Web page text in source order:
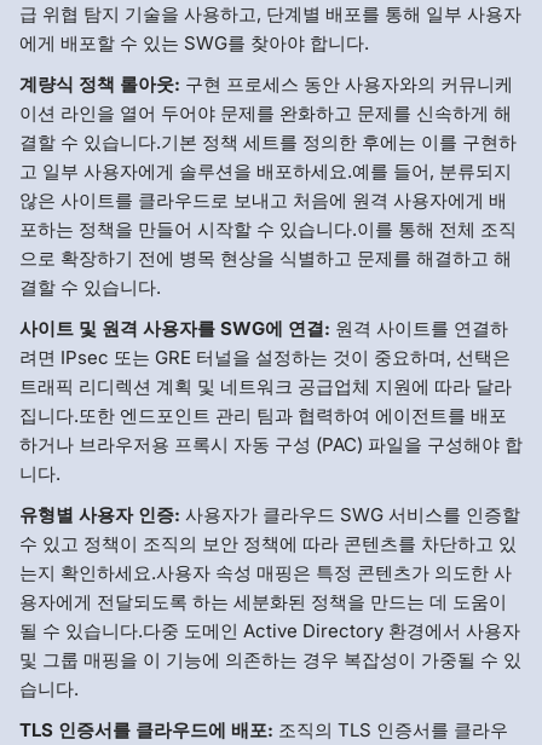
급 위협 탐지 기술을 사용하고, 단계별 배포를 통해 일부 사용자
에게 배포할 수 있는 SWG를 찾아야 합니다.
계량식 정책 롤아웃: 구현 프로세스 동안 사용자와의 커뮤니케
이션 라인을 열어 두어야 문제를 완화하고 문제를 신속하게 해
결할 수 있습니다.기본 정책 세트를 정의한 후에는 이를 구현하
고 일부 사용자에게 솔루션을 배포하세요.예를 들어, 분류되지
않은 사이트를 클라우드로 보내고 처음에 원격 사용자에게 배
포하는 정책을 만들어 시작할 수 있습니다.이를 통해 전체 조직
으로 확장하기 전에 병목 현상을 식별하고 문제를 해결하고 해
결할 수 있습니다.
사이트 및 원격 사용자를 SWG에 연결: 원격 사이트를 연결하
려면 IPsec 또는 GRE 터널을 설정하는 것이 중요하며, 선택은
트래픽 리디렉션 계획 및 네트워크 공급업체 지원에 따라 달라
집니다.또한 엔드포인트 관리 팀과 협력하여 에이전트를 배포
하거나 브라우저용 프록시 자동 구성 (PAC) 파일을 구성해야 합
니다.
유형별 사용자 인증: 사용자가 클라우드 SWG 서비스를 인증할
수 있고 정책이 조직의 보안 정책에 따라 콘텐츠를 차단하고 있
는지 확인하세요.사용자 속성 매핑은 특정 콘텐츠가 의도한 사
용자에게 전달되도록 하는 세분화된 정책을 만드는 데 도움이
될 수 있습니다.다중 도메인 Active Directory 환경에서 사용자
및 그룹 매핑을 이 기능에 의존하는 경우 복잡성이 가중될 수 있
습니다.
TLS 인증서를 클라우드에 배포: 조직의 TLS 인증서를 클라우